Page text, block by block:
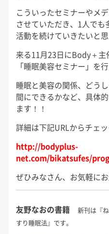
こういったセミナーやメ
させていただき、1人で
活動を続けていきたいと思
来る11月23日にBody＋
「睡眠美容セミナー」を行
睡眠と美容の関係、どう
間にできるかなど、具体
ます！！
詳細は下記URLからチェッ
http://bodyplus-
net.com/bikatsufes/
ぜひみなさん、お気軽に
友野なおの書籍
新刊は『
すり睡眠法』です。